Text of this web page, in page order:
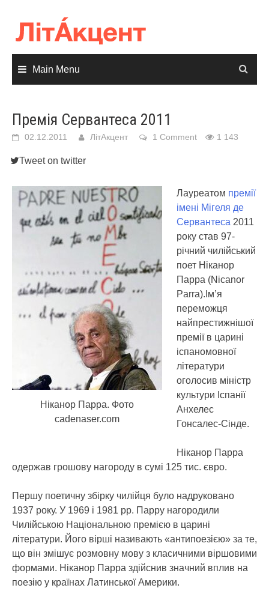
content
Main Menu
Премія Сервантеса 2011
02.12.2011 ЛітАкцент 1 Comment 1 143
Tweet on twitter
Ніканор Парра. Фото
cadenaser.com
Лауреатом премії
імені Мігеля де
Сервантеса 2011
року став 97-
річний чилійський
поет Ніканор
Парра (Nicanor
Parra).Ім’я
переможця
найпрестижнішої
премії в царині
іспаномовної
літератури
оголосив міністр
культури Іспанії
Анхелес
Гонсалес-Сінде.
Ніканор Парра
одержав грошову нагороду в сумі 125 тис. євро.
Першу поетичну збірку чилійця було надруковано
1937 року. У 1969 і 1981 рр. Парру нагородили
Чилійською Національною премією в царині
літератури. Його вірші називають «антипоезією» за те,
що він змішує розмовну мову з класичними віршовими
формами. Ніканор Парра здійснив значний вплив на
поезію у країнах Латинської Америки.